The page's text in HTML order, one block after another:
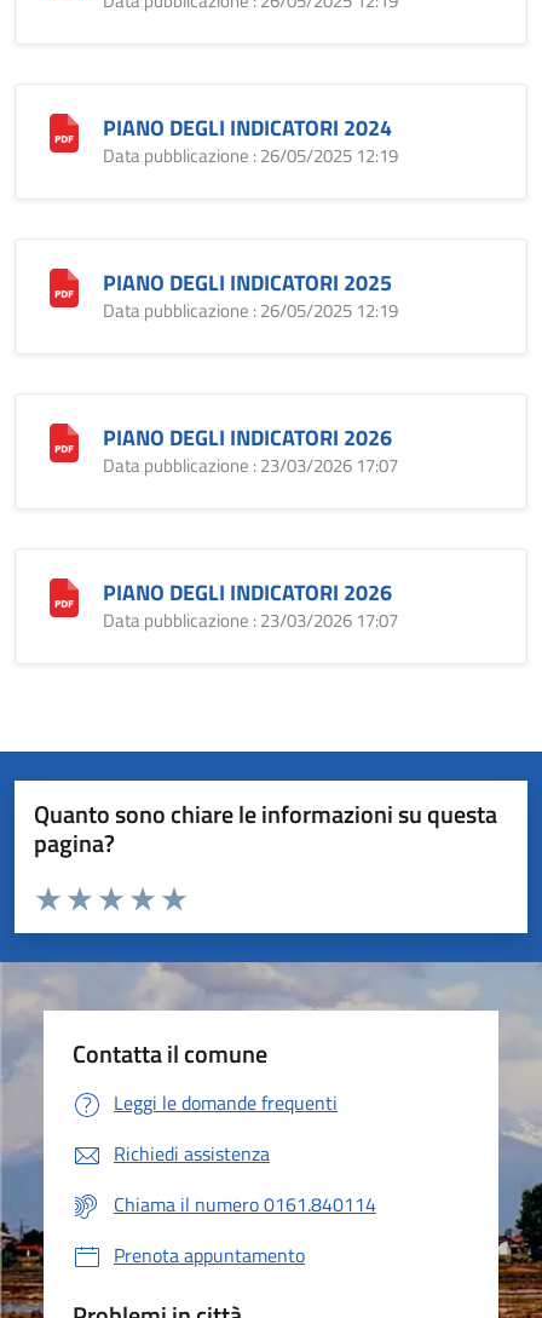
PIANO DEGLI INDICATORI 2024
Data pubblicazione : 26/05/2025 12:19
PIANO DEGLI INDICATORI 2025
Data pubblicazione : 26/05/2025 12:19
PIANO DEGLI INDICATORI 2026
Data pubblicazione : 23/03/2026 17:07
PIANO DEGLI INDICATORI 2026
Data pubblicazione : 23/03/2026 17:07
Quanto sono chiare le informazioni su questa
pagina?
Valuta da 1 a 5 stelle la pagina
Valuta 5 stelle su 5
Valuta 4 stelle su 5
Valuta 3 stelle su 5
Valuta 2 stelle su 5
Valuta 1 stelle su 5
Contatta il comune
Leggi le domande frequenti
Richiedi assistenza
Chiama il numero 0161.840114
Prenota appuntamento